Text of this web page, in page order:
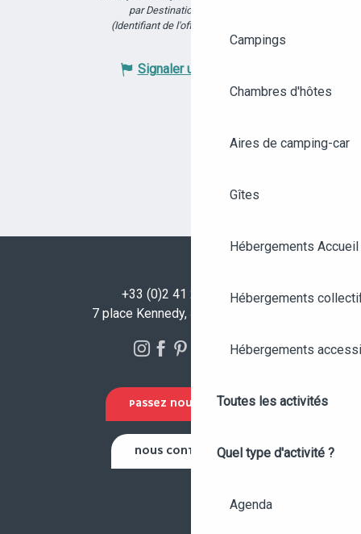
Campings
Chambres d'hôtes
Aires de camping-car
Gîtes
Hébergements
Hébergements
Hébergements
Toutes les activités
Quel type d'activité ?
Agenda
par Destination Angers
(Identifiant de l'offre :
Signaler une erreur
+33 (0)2 41 23 50 00
7 place Kennedy, 49100 Angers
PASSEZ NOUS VOIR !
NOUS CONTACTER